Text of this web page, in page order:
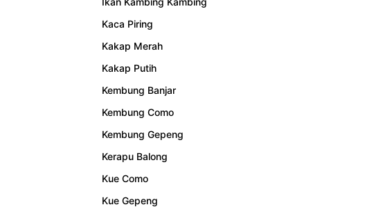
Kaca Piring
Kakap Merah
Kakap Putih
Kembung Banjar
Kembung Como
Kembung Gepeng
Kerapu Balong
Kue Como
Kue Gepeng